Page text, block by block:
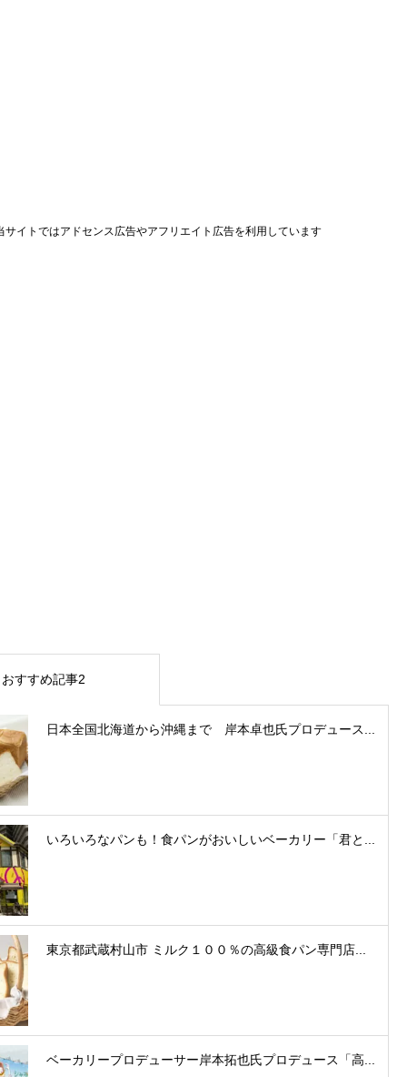
サイトではアドセンス広告やアフリエイト広告を利用しています
おすすめ記事2
日本全国北海道から沖縄まで 岸本卓也氏プロデュース...
いろいろなパンも！食パンがおいしいベーカリー「君と...
東京都武蔵村山市 ミルク１００％の高級食パン専門店...
ベーカリープロデューサー岸本拓也氏プロデュース「高...